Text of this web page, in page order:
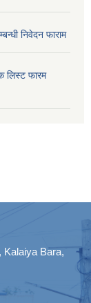
निवेदन फाराम
लिस्ट फारम
Kalaiya Bara,